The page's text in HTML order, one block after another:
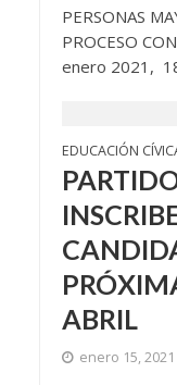
PERSONAS
PROCESO
enero 2021,
EDUCACIÓN
ABRIL
enero 15, 2021